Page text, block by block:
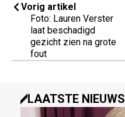
Vorig artikel
Foto: Lauren Verster
laat beschadigd
gezicht zien na grote
fout
LAATSTE NIEUWS